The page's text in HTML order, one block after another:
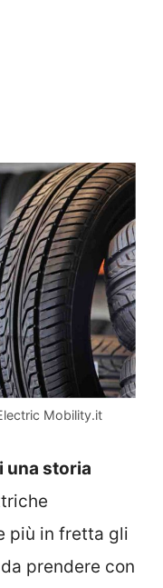
Mobility.it
una storia
più in fretta gli
prendere con